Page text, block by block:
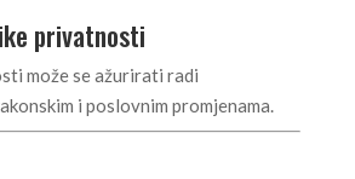
privatnosti
može se ažurirati radi
i poslovnim promjenama.